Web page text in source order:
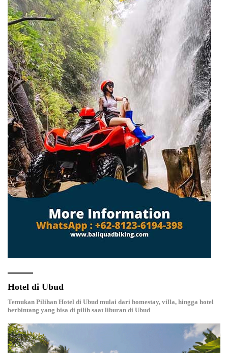
Hotel di Ubud
Temukan Pilihan Hotel di Ubud mulai dari homestay, villa, hingga hotel
berbintang yang bisa di pilih saat liburan di Ubud